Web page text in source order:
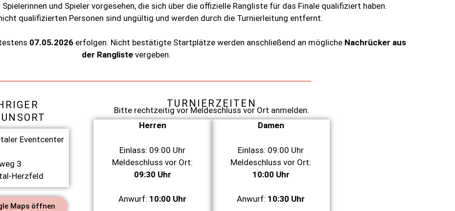
Spielerinnen und Spieler vorgesehen, die sich über die offizielle Rangliste für das Finale qualifiziert haben.
qualifizierten Personen sind ungültig und werden durch die Turnierleitung entfernt.
07.05.2026 erfolgen. Nicht bestätigte Startplätze werden anschließend an mögliche Nachrücker aus
der Rangliste vergeben.
Eventcenter
3
Herzfeld
Maps öffnen
TURNIERZEITEN
Bitte rechtzeitigvorMeldeschlussvor Ort anmelden.
Herren
Einlass: 09:00 Uhr
Meldeschluss vor Ort:
09:30 Uhr
Anwurf: 10:00 Uhr
Damen
Einlass: 09:00 Uhr
Meldeschluss vor Ort:
10:00 Uhr
Anwurf: 10:30 Uhr